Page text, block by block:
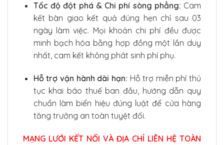
Tốc độ đột phá & Chi phí sòng phẳng: Cam
kết bàn giao kết quả đúng hẹn chỉ sau 03
ngày làm việc. Mọi khoản chi phí đều được
minh bạch hóa bằng hợp đồng một lần duy
nhất, cam kết không phát sinh phí phụ.
Hỗ trợ vận hành dài hạn: Hỗ trợ miễn phí thủ
tục khai báo thuế ban đầu, hướng dẫn quy
chuẩn làm biển hiệu đúng luật để cửa hàng
tăng trưởng an toàn tuyệt đối.
MẠNG LƯỚI KẾT NỐI VÀ ĐỊA CHỈ LIÊN HỆ TOÀN